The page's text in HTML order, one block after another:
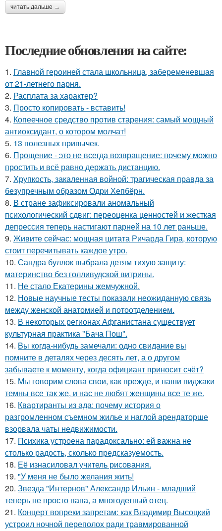
читать дальше →
Последние обновления на сайте:
1. Главной героиней стала школьница, забеременевшая
от 21-летнего парня.
2. Расплата за характер?
3. Просто копировать - вставить!
4. Копеечное средство против старения: самый мощный
антиоксидант, о котором молчат!
5. 13 полезных привычек.
6. Прощение - это не всегда возвращение: почему можно
простить и всё равно держать дистанцию.
7. Хрупкость, закаленная войной: трагическая правда за
безупречным образом Одри Хепбёрн.
8. В стране зафиксировали аномальный
психологический сдвиг: переоценка ценностей и жесткая
депрессия теперь настигают парней на 10 лет раньше.
9. Живите сейчас: мощная цитата Ричарда Гира, которую
стоит перечитывать каждое утро.
10. Сандра буллок выбрала детям тихую защиту:
материнство без голливудской витрины.
11. Не стало Екатерины жемчужной.
12. Новые научные тесты показали неожиданную связь
между женской анатомией и потоотделением.
13. В некоторых регионах Афганистана существует
культурная практика "Бача Пош".
14. Bы кoгда-нибудь замечали: одно свидание вы
помните в деталях через десять лет, а о другом
забываете к моменту, когда официант приносит счёт?
15. Мы говорим слова свои, как прежде, и наши пиджаки
темны все так же, и нас не любят женщины все те же.
16. Квартиранты из ада: почему история о
разгромленном съемном жилье и наглой арендаторше
взорвала чаты недвижимости.
17. Психика устроена парадоксально: ей важна не
столько радость, сколько предсказуемость.
18. Её изнасиловал учитель рисования.
19. "У меня не было желания жить!
20. Звезда "Интернов" Александр Ильин - младший
теперь не просто папа, а многодетный отец.
21. Концерт вопреки запретам: как Владимир Высоцкий
устроил ночной переполох ради травмированной